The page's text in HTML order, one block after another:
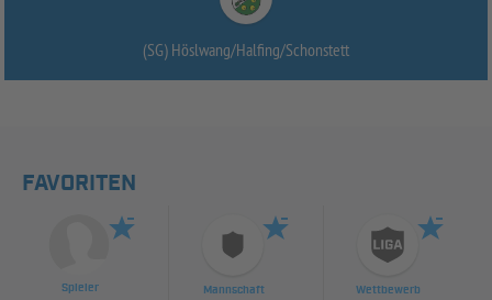
(SG) Höslwang/Halfing/Schonstett
FAVORITEN
Spieler Mannschaft Wettbewerb